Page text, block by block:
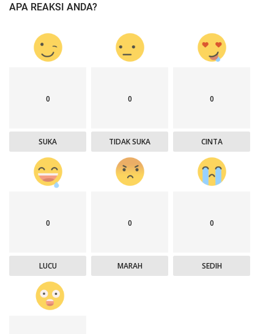
APA REAKSI ANDA?
0
SUKA
0
TIDAK SUKA
0
CINTA
0
LUCU
0
MARAH
0
SEDIH